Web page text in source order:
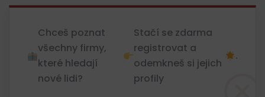
Chceš poznat
všechny firmy,
které hledají
nové lidi?
Stačí se zdarma
registrovat a
odemkneš si jejich
profily
.